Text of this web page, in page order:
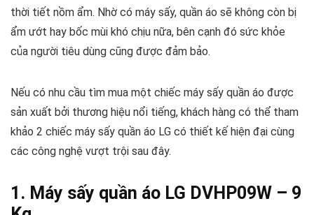
thời tiết nồm ẩm. Nhờ có máy sấy, quần áo sẽ không còn bị
ẩm ướt hay bốc mùi khó chịu nữa, bên cạnh đó sức khỏe
của người tiêu dùng cũng được đảm bảo.
Nếu có nhu cầu tìm mua một chiếc máy sấy quần áo được
sản xuất bởi thương hiệu nổi tiếng, khách hàng có thể tham
khảo 2 chiếc máy sấy quần áo LG có thiết kế hiện đại cùng
các công nghệ vượt trội sau đây.
1. Máy sấy quần áo LG DVHP09W – 9